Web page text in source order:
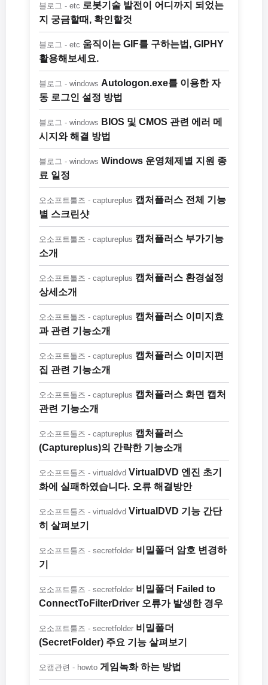
블로그 - etc 로봇기술 발전이 어디까지 되었는
지 궁금할때, 확인할것
블로그 - etc 움직이는 GIF를 구하는법, GIPHY
활용해보세요.
블로그 - windows Autologon.exe를 이용한 자
동 로그인 설정 방법
블로그 - windows BIOS 및 CMOS 관련 에러 메
시지와 해결 방법
블로그 - windows Windows 운영체제별 지원 종
료 일정
오소프트툴즈 - captureplus 캡처플러스 전체 기능
별 스크린샷
오소프트툴즈 - captureplus 캡처플러스 부가기능
소개
오소프트툴즈 - captureplus 캡처플러스 환경설정
상세소개
오소프트툴즈 - captureplus 캡처플러스 이미지효
과 관련 기능소개
오소프트툴즈 - captureplus 캡처플러스 이미지편
집 관련 기능소개
오소프트툴즈 - captureplus 캡처플러스 화면 캡처
관련 기능소개
오소프트툴즈 - captureplus 캡처플러스
(Captureplus)의 간략한 기능소개
오소프트툴즈 - virtualdvd VirtualDVD 엔진 초기
화에 실패하였습니다. 오류 해결방안
오소프트툴즈 - virtualdvd VirtualDVD 기능 간단
히 살펴보기
오소프트툴즈 - secretfolder 비밀폴더 암호 변경하
기
오소프트툴즈 - secretfolder 비밀폴더 Failed to
ConnectToFilterDriver 오류가 발생한 경우
오소프트툴즈 - secretfolder 비밀폴더
(SecretFolder) 주요 기능 살펴보기
오캠관련 - howto 게임녹화 하는 방법